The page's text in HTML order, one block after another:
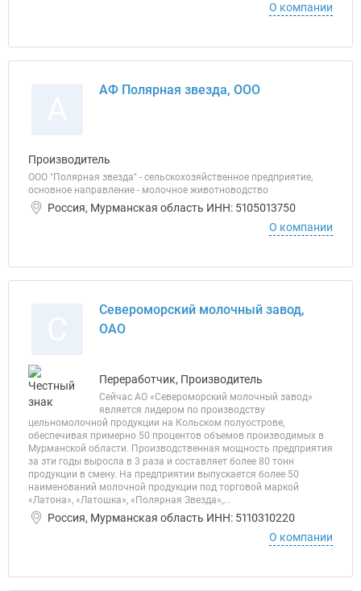
О компании
АФ Полярная звезда, ООО
Производитель
ООО "Полярная звезда" - сельскохозяйственное предприятие,
основное направление - молочное животноводство
Россия, Мурманская область ИНН: 5105013750
О компании
Североморский молочный завод,
ОАО
Переработчик, Производитель
Сейчас АО «Североморский молочный завод»
является лидером по производству
цельномолочной продукции на Кольском полуострове,
обеспечивая примерно 50 процентов объемов производимых в
Мурманской области. Производственная мощность предприятия
за эти годы выросла в 3 раза и составляет более 80 тонн
продукции в смену. На предприятии выпускается более 50
наименований молочной продукции под торговой маркой
«Латона», «Латошка», «Полярная Звезда»,...
Россия, Мурманская область ИНН: 5110310220
О компании